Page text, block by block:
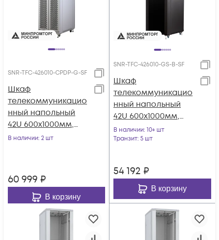
SNR-TFC-426010-CPDP-G-SF
Шкаф
телекоммуникацио
нный напольный
42U 600x1000мм,
серия TFC (SNR-TFC-
В наличии: 2 шт
60 999 ₽
В корзину
SNR-TFC-426010-GS-B-SF
Шкаф
телекоммуникацио
нный напольный
42U 600x1000мм,
серия TFC (SNR-TFC-
426010-GS-B-SF)
В наличии: 10+ шт
Транзит: 5 шт
54 192 ₽
В корзину